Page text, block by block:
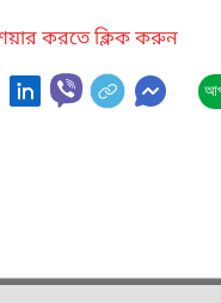
করতে ক্লিক করুন